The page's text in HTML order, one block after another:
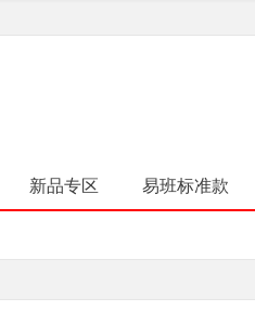
新品专区 易班标准款